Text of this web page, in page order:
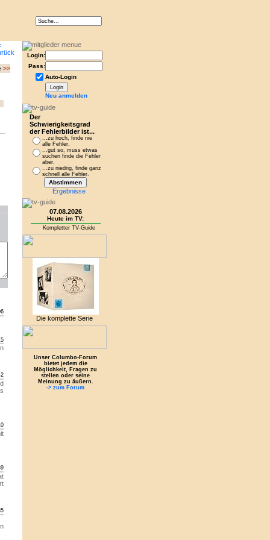
Login:
Pass:
Auto-Login
Neu anmelden
Der
Schwierigkeitsgrad
der Fehlerbilder ist...
...zu hoch, finde nie
alle Fehler.
...gut so, muss etwas
suchen finde die Fehler
aber.
...zu niedrig, finde ganz
schnell alle Fehler.
Ergebnisse
07.08.2026
Heute im TV:
Kompletter TV-Guide
Die komplette Serie
Unser Columbo-Forum
bietet jedem die
Möglichkeit, Fragen zu
stellen oder seine
Meinung zu äußern.
-> zum Forum
>>